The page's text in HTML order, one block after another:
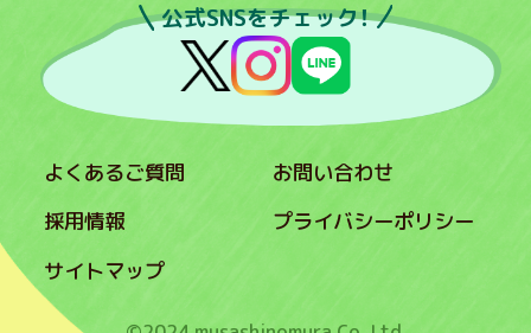
公式SNSをチェック！
よくあるご質問
お問い合わせ
採用情報
プライバシーポリシー
サイトマップ